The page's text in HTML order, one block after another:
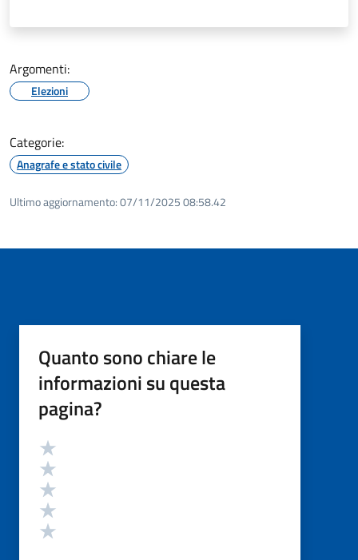
Argomenti:
Elezioni
Categorie:
Anagrafe e stato civile
Ultimo aggiornamento:07/11/2025 08:58.42
Quanto sono chiare le
informazioni su questa
pagina?
Valutazione